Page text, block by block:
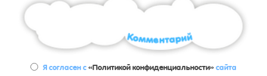
Я согласен с«Политикой конфиденциальности»сайта